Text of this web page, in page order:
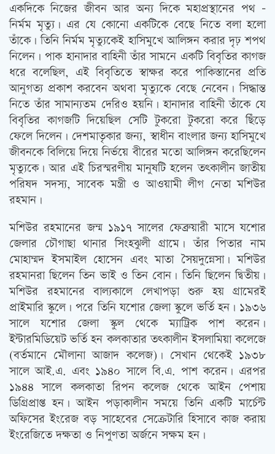
একদিকে নিজের জীবন আর অন্য দিকে মহাপ্রস্থানের পথ –
নির্মম মৃত্যু। এর যে কোনো একটিকে বেছে নিতে বলা হলো
তাঁকে। তিনি নির্মম মৃত্যুকেই হাসিমুখে আলিঙ্গন করার দৃঢ় শপথ
নিলেন। পাক হানাদার বাহিনী তাঁর সামনে একটি বিবৃতির কাগজ
ধরে বলেছিল, এই বিবৃতিতে স্বাক্ষর করে পাকিস্তানের প্রতি
আনুগত্য প্রকাশ করবেন অথবা মৃত্যুকে বেছে নেবেন। সিদ্ধান্ত
নিতে তাঁর সামান্যতম দেরিও হয়নি। হানাদার বাহিনী তাঁকে যে
বিবৃতির কাগজটি দিয়েছিল সেটি টুকরো টুকরো করে ছিঁড়ে
ফেলে দিলেন। দেশমাতৃকার জন্য, স্বাধীন বাংলার জন্য হাসিমুখে
জীবনকে বিলিয়ে দিয়ে নির্ভয়ে বীরের মতো আলিঙ্গন করেছিলেন
মৃত্যুকে। আর এই চিরস্মরণীয় মানুষটি হলেন তত্‍কালীন জাতীয়
পরিষদ সদস্য, সাবেক মন্ত্রী ও আওয়ামী লীগ নেতা মশিউর
রহমান।
মশিউর রহমানের জন্ম ১৯১৭ সালের ফেব্রুয়ারী মাসে যশোর
জেলার চৌগাছা থানার সিংহঝুলী গ্রামে। তাঁর পিতার নাম
মোহাম্মদ ইসমাইল হোসেন এবং মাতা সৈয়দুন্নেসা। মশিউর
রহমানরা ছিলেন তিন ভাই ও তিন বোন। তিনি ছিলেন দ্বিতীয়।
মশিউর রহমানের বাল্যকালে লেখাপড়া শুরু হয় গ্রামেরই
প্রাইমারি স্কুলে। পরে তিনি যশোর জেলা স্কুলে ভর্তি হন। ১৯৩৬
সালে যশোর জেলা স্কুল থেকে ম্যাট্রিক পাশ করেন।
ইন্টারমিডিয়েট ভর্তি হন কলকাতার তত্‍কালীন ইসলামিয়া কলেজে
(বর্তমানে মৌলানা আজাদ কলেজ)। সেখান থেকেই ১৯৩৮
সালে আই.এ. এবং ১৯৪০ সালে বি.এ. পাশ করেন। এরপর
১৯৪৪ সালে কলকাতা রিপন কলেজ থেকে আইন পেশায়
ডিগ্রিপ্রাপ্ত হন। আইন পড়াকালীন সময়ে তিনি একটি মার্চেন্ট
অফিসের ইংরেজ বড় সাহেবের সেক্রেটারি হিসাবে কাজ করায়
ইংরেজিতে দক্ষতা ও নিপুণতা অর্জনে সক্ষম হন।